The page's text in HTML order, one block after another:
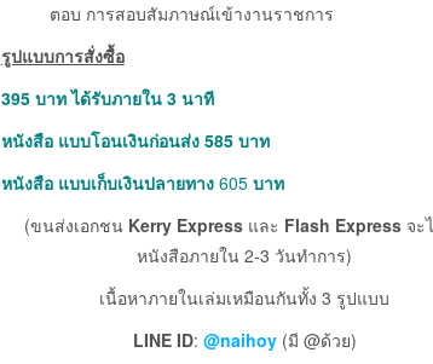
ตอบ การสอบสัมภาษณ์เข้างานราชการ
รูปแบบการสั่งซื้อ
395 บาท ได้รับภายใน 3 นาที
หนังสือ แบบโอนเงินก่อนส่ง 585 บาท
หนังสือ แบบเก็บเงินปลายทาง605บาท
(ขนส่งเอกชน Kerry Expressและ Flash Expressจะ
หนังสือภายใน 2-3 วันทำการ)
เนื้อหาภายในเล่มเหมือนกันทั้ง 3 รูปแบบ
LINE ID: @naihoy(มี @ด้วย)